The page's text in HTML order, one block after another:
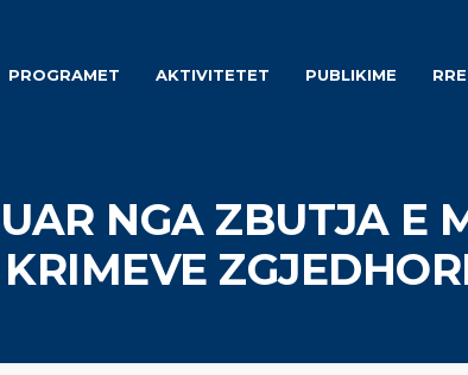
PROGRAMET AKTIVITETET PUBLIKIME
NGA ZBUTJA E